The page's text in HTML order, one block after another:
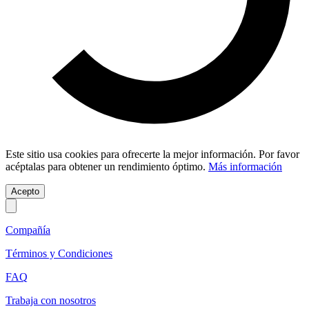
Este sitio usa cookies para ofrecerte la mejor información. Por favor
acéptalas para obtener un rendimiento óptimo. Más información
Acepto
Compañía
Términos y Condiciones
FAQ
Trabaja con nosotros